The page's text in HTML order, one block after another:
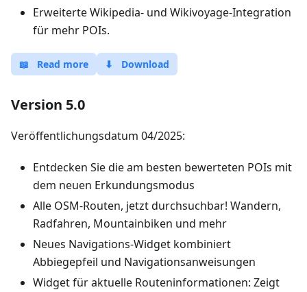
Erweiterte Wikipedia- und Wikivoyage-Integration
für mehr POIs.
📖 Read more ⬇ Download
Version 5.0
Veröffentlichungsdatum 04/2025:
Entdecken Sie die am besten bewerteten POIs mit
dem neuen Erkundungsmodus
Alle OSM-Routen, jetzt durchsuchbar! Wandern,
Radfahren, Mountainbiken und mehr
Neues Navigations-Widget kombiniert
Abbiegepfeil und Navigationsanweisungen
Widget für aktuelle Routeninformationen: Zeigt